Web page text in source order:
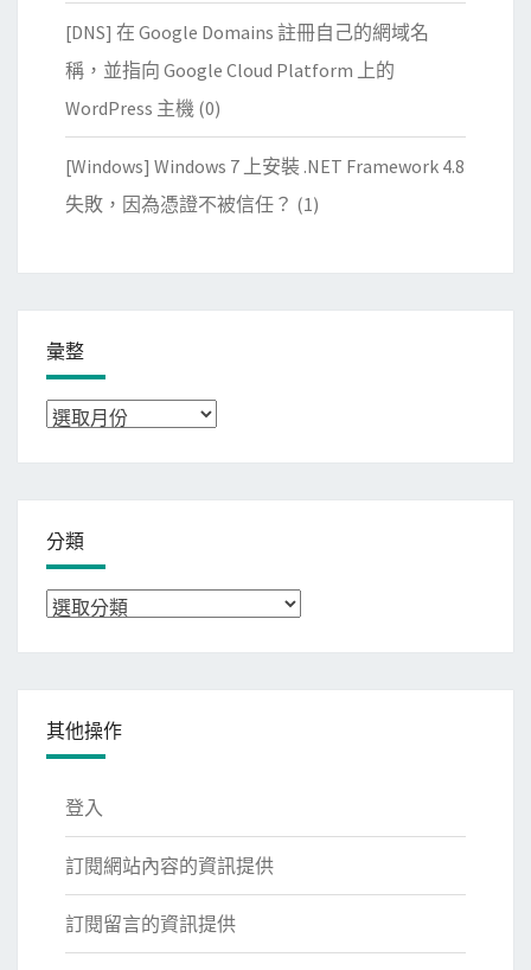
[DNS] 在 Google Domains 註冊自己的網域名
稱，並指向 Google Cloud Platform 上的
WordPress 主機 (0)
[Windows] Windows 7 上安裝 .NET Framework 4.8
失敗，因為憑證不被信任？ (1)
彙整
彙
分類
分
其他操作
登入
訂閱網站內容的資訊提供
訂閱留言的資訊提供